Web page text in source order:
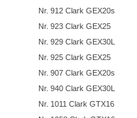
Nr. 912 Clark GEX20s
Nr. 923 Clark GEX25
Nr. 929 Clark GEX30L
Nr. 925 Clark GEX25
Nr. 907 Clark GEX20s
Nr. 940 Clark GEX30L
Nr. 1011 Clark GTX16